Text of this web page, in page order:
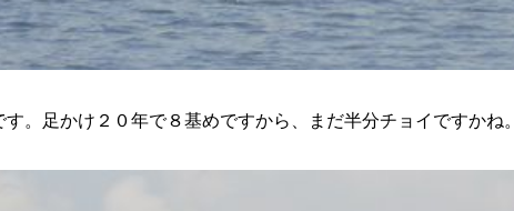
す。足かけ２０年で８基めですから、まだ半分チョイですかね。